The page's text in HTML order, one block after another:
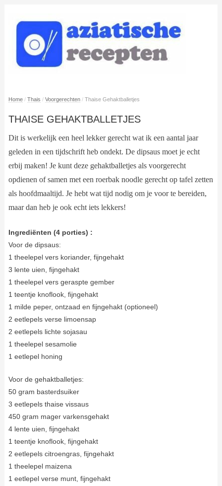
Home / Thais / Voorgerechten / Thaise Gehaktballetjes
THAISE GEHAKTBALLETJES
Dit is werkelijk een heel lekker gerecht wat ik een aantal jaar
geleden in een tijdschrift heb ondekt. De dipsaus moet je echt
erbij maken! Je kunt deze gehaktballetjes als voorgerecht
opdienen of samen met een roerbak noodle gerecht op tafel zetten
als hoofdmaaltijd. Je hebt wat tijd nodig om je voor te bereiden,
maar dan heb je ook echt iets lekkers!
Ingrediënten (4 porties) :
Voor de dipsaus:
1 theelepel vers koriander, fijngehakt
3 lente uien, fijngehakt
1 theelepel vers geraspte gember
1 teentje knoflook, fijngehakt
1 milde peper, ontzaad en fijngehakt (optioneel)
2 eetlepels verse limoensap
2 eetlepels lichte sojasau
1 theelepel sesamolie
1 eetlepel honing
Voor de gehaktballetjes:
50 gram basterdsuiker
3 eetlepels thaise vissaus
450 gram mager varkensgehakt
4 lente uien, fijngehakt
1 teentje knoflook, fijngehakt
2 eetlepels citroengras, fijngehakt
1 theelepel maizena
1 eetlepel verse munt, fijngehakt